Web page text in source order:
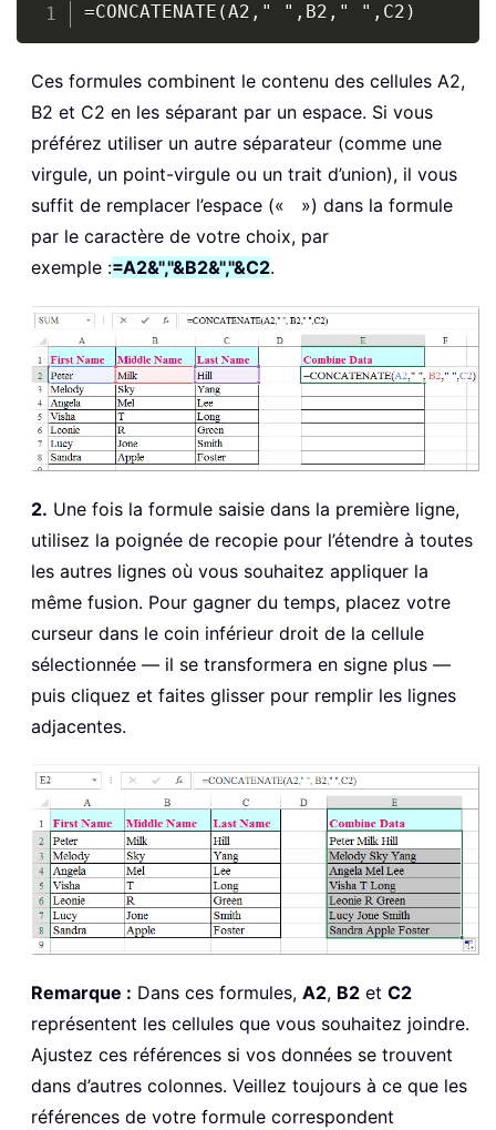
=CONCATENATE(A2," ",B2," ",C2)
Ces formules combinent le contenu des cellules A2,
B2 et C2 en les séparant par un espace. Si vous
préférez utiliser un autre séparateur (comme une
virgule, un point-virgule ou un trait d’union), il vous
suffit de remplacer l’espace (« ») dans la formule
par le caractère de votre choix, par
exemple :=A2&","&B2&","&C2.
2. Une fois la formule saisie dans la première ligne,
utilisez la poignée de recopie pour l’étendre à toutes
les autres lignes où vous souhaitez appliquer la
même fusion. Pour gagner du temps, placez votre
curseur dans le coin inférieur droit de la cellule
sélectionnée — il se transformera en signe plus —
puis cliquez et faites glisser pour remplir les lignes
adjacentes.
Remarque : Dans ces formules, A2, B2 et C2
représentent les cellules que vous souhaitez joindre.
Ajustez ces références si vos données se trouvent
dans d’autres colonnes. Veillez toujours à ce que les
références de votre formule correspondent